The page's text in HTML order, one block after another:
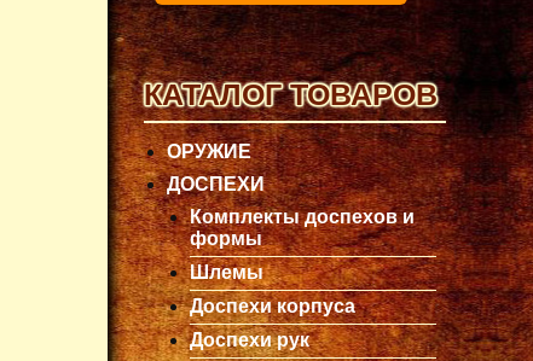
КАТАЛОГ ТОВАРОВ
ОРУЖИЕ
ДОСПЕХИ
Комплекты доспехов и
формы
Шлемы
Доспехи корпуса
Доспехи рук